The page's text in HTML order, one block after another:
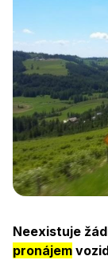
Neexistuje
pronájem